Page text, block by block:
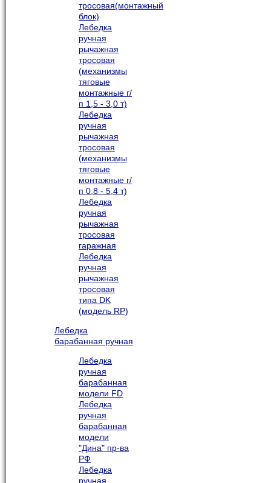
тросовая(монтажный
блок)
Лебедка
ручная
рычажная
тросовая
(механизмы
тяговые
монтажные г/
п 1,5 - 3,0 т)
Лебедка
ручная
рычажная
тросовая
(механизмы
тяговые
монтажные г/
п 0,8 - 5,4 т)
Лебедка
ручная
рычажная
тросовая
гаражная
Лебедка
ручная
рычажная
тросовая
типа DK
(модель RP)
Лебедка
барабанная ручная
Лебедка
ручная
барабанная
модели FD
Лебедка
ручная
барабанная
модели
"Дина" пр-ва
РФ
Лебедка
ручная